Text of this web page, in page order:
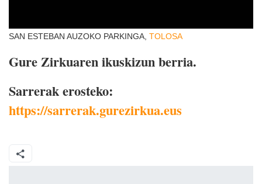
SAN ESTEBAN AUZOKO PARKINGA, TOLOSA
Gure Zirkuaren ikuskizun berria.
Sarrerak erosteko:
https://sarrerak.gurezirkua.eus